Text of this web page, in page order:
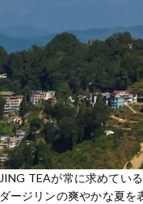
JING TEAが常に求めてい
ダージリンの爽やかな夏